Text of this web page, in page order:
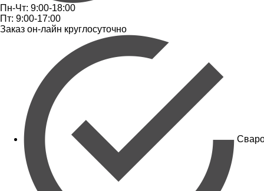
Пн-Чт: 9:00-18:00
Пт: 9:00-17:00
Заказ он-лайн круглосуточно